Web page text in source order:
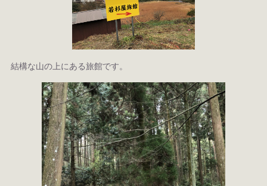
結構な山の上にある旅館です。